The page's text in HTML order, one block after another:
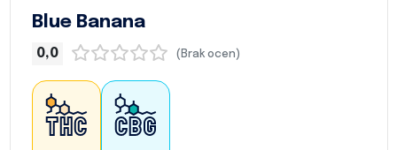
Blue Banana
0,0 (Brak ocen)